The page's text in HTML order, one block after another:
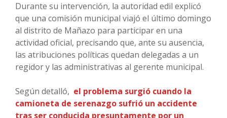
Durante su intervención, la autoridad edil explicó
que una comisión municipal viajó el último domingo
al distrito de Mañazo para participar en una
actividad oficial, precisando que, ante su ausencia,
las atribuciones políticas quedan delegadas a un
regidor y las administrativas al gerente municipal.
Según detalló, el problema surgió cuando la
camioneta de serenazgo sufrió un accidente
tras ser conducida presuntamente por un